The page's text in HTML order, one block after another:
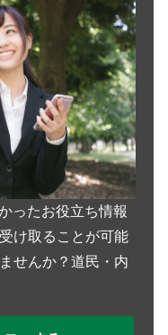
ったお役立ち情報
け取ることが可能
せんか？道民・内